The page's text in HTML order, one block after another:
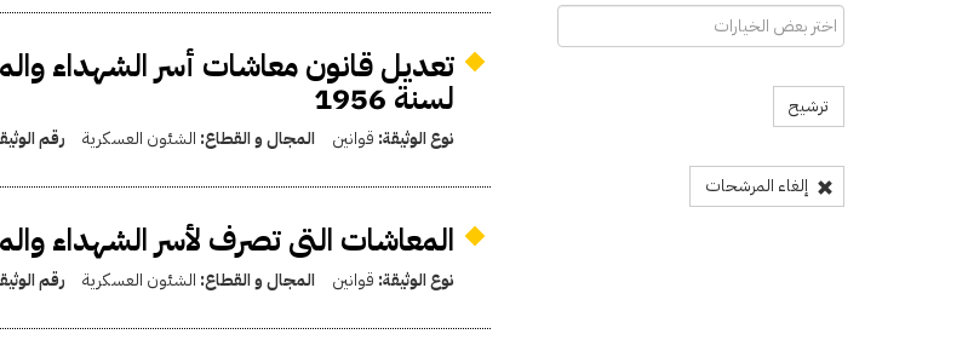
ترشيح
إلغاء المرشحات
لسنة 1956
نوع الوثيقة: قوانين المجال و القطاع: الشئون العسكرية رقم
المعاشات التى تصرف لأسر الشهداء
نوع الوثيقة: قوانين المجال و القطاع: الشئون العسكرية رقم